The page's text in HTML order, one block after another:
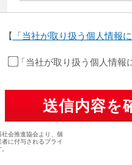
【 「当社が取り扱う個人情報に
「当社が取り扱う個人情
会推進協会より、個
に付与されるプライ